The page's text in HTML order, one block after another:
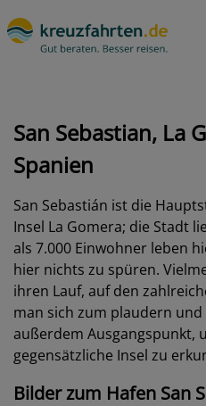
San Sebastian, La
Spanien
San Sebastián ist die
Insel La Gomera; die Stadt
als 7.000 Einwohner leben
hier nichts zu spüren.
ihren Lauf, auf den
man sich zum plaudern
außerdem Ausgangspunkt,
gegensätzliche Insel zu
Bilder zum Hafen San